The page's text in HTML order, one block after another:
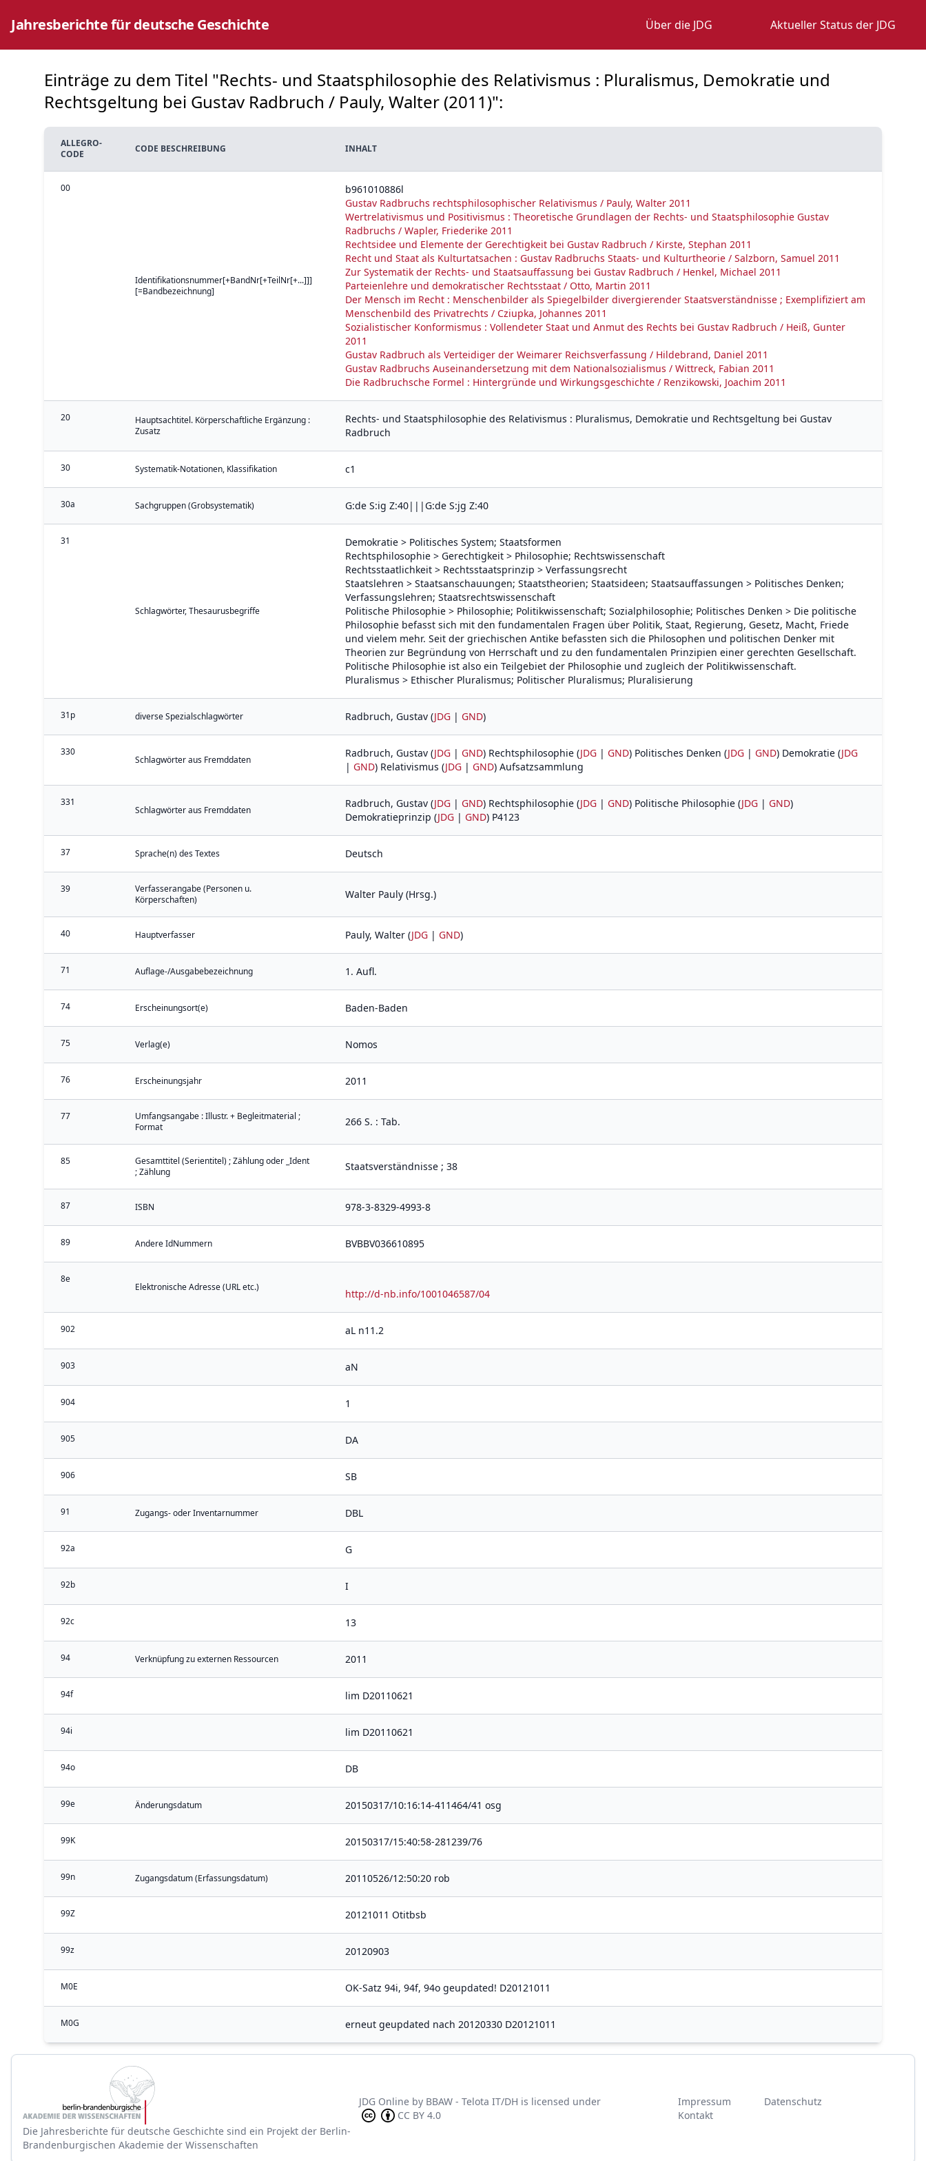
Jahresberichte für deutsche Geschichte Über die JDG Aktueller Status der JDG
Einträge zu dem Titel "Rechts- und Staatsphilosophie des Relativismus : Pluralismus, Demokratie und
Rechtsgeltung bei Gustav Radbruch / Pauly, Walter (2011)":
ALLEGRO-
CODE
CODE BESCHREIBUNG INHALT
00
Identifikationsnummer[+BandNr[+TeilNr[+...]]]
[=Bandbezeichnung]
b961010886l
Gustav Radbruchs rechtsphilosophischer Relativismus / Pauly, Walter 2011
Wertrelativismus und Positivismus : Theoretische Grundlagen der Rechts- und Staatsphilosophie Gustav
Radbruchs / Wapler, Friederike 2011
Rechtsidee und Elemente der Gerechtigkeit bei Gustav Radbruch / Kirste, Stephan 2011
Recht und Staat als Kulturtatsachen : Gustav Radbruchs Staats- und Kulturtheorie / Salzborn, Samuel 2011
Zur Systematik der Rechts- und Staatsauffassung bei Gustav Radbruch / Henkel, Michael 2011
Parteienlehre und demokratischer Rechtsstaat / Otto, Martin 2011
Der Mensch im Recht : Menschenbilder als Spiegelbilder divergierender Staatsverständnisse ; Exemplifiziert am
Menschenbild des Privatrechts / Cziupka, Johannes 2011
Sozialistischer Konformismus : Vollendeter Staat und Anmut des Rechts bei Gustav Radbruch / Heiß, Gunter
2011
Gustav Radbruch als Verteidiger der Weimarer Reichsverfassung / Hildebrand, Daniel 2011
Gustav Radbruchs Auseinandersetzung mit dem Nationalsozialismus / Wittreck, Fabian 2011
Die Radbruchsche Formel : Hintergründe und Wirkungsgeschichte / Renzikowski, Joachim 2011
20
Hauptsachtitel. Körperschaftliche Ergänzung :
Zusatz
Rechts- und Staatsphilosophie des Relativismus : Pluralismus, Demokratie und Rechtsgeltung bei Gustav
Radbruch
30 Systematik-Notationen, Klassifikation c1
30a Sachgruppen (Grobsystematik) G:de S:ig Z:40|||G:de S:jg Z:40
31
Schlagwörter, Thesaurusbegriffe
Demokratie > Politisches System; Staatsformen
Rechtsphilosophie > Gerechtigkeit > Philosophie; Rechtswissenschaft
Rechtsstaatlichkeit > Rechtsstaatsprinzip > Verfassungsrecht
Staatslehren > Staatsanschauungen; Staatstheorien; Staatsideen; Staatsauffassungen > Politisches Denken;
Verfassungslehren; Staatsrechtswissenschaft
Politische Philosophie > Philosophie; Politikwissenschaft; Sozialphilosophie; Politisches Denken > Die politische
Philosophie befasst sich mit den fundamentalen Fragen über Politik, Staat, Regierung, Gesetz, Macht, Friede
und vielem mehr. Seit der griechischen Antike befassten sich die Philosophen und politischen Denker mit
Theorien zur Begründung von Herrschaft und zu den fundamentalen Prinzipien einer gerechten Gesellschaft.
Politische Philosophie ist also ein Teilgebiet der Philosophie und zugleich der Politikwissenschaft.
Pluralismus > Ethischer Pluralismus; Politischer Pluralismus; Pluralisierung
31p diverse Spezialschlagwörter Radbruch, Gustav (JDG | GND)
330
Schlagwörter aus Fremddaten
Radbruch, Gustav (JDG | GND) Rechtsphilosophie (JDG | GND) Politisches Denken (JDG | GND) Demokratie (JDG
| GND) Relativismus (JDG | GND) Aufsatzsammlung
331
Schlagwörter aus Fremddaten
Radbruch, Gustav (JDG | GND) Rechtsphilosophie (JDG | GND) Politische Philosophie (JDG | GND)
Demokratieprinzip (JDG | GND) P4123
37 Sprache(n) des Textes Deutsch
39
Verfasserangabe (Personen u.
Körperschaften)
Walter Pauly (Hrsg.)
40 Hauptverfasser Pauly, Walter (JDG | GND)
71 Auflage-/Ausgabebezeichnung 1. Aufl.
74 Erscheinungsort(e) Baden-Baden
75 Verlag(e) Nomos
76 Erscheinungsjahr 2011
77
Umfangsangabe : Illustr. + Begleitmaterial ;
Format
266 S. : Tab.
85
Gesamttitel (Serientitel) ; Zählung oder _Ident
; Zählung
Staatsverständnisse ; 38
87 ISBN 978-3-8329-4993-8
89 Andere IdNummern BVBBV036610895
8e
Elektronische Adresse (URL etc.)
http://d-nb.info/1001046587/04
902 aL n11.2
903 aN
904 1
905 DA
906 SB
91 Zugangs- oder Inventarnummer DBL
92a G
92b I
92c 13
94 Verknüpfung zu externen Ressourcen 2011
94f lim D20110621
94i lim D20110621
94o DB
99e Änderungsdatum 20150317/10:16:14-411464/41 osg
99K 20150317/15:40:58-281239/76
99n Zugangsdatum (Erfassungsdatum) 20110526/12:50:20 rob
99Z 20121011 Otitbsb
99z 20120903
M0E OK-Satz 94i, 94f, 94o geupdated! D20121011
M0G erneut geupdated nach 20120330 D20121011
Die Jahresberichte für deutsche Geschichte sind ein Projekt der Berlin-
Brandenburgischen Akademie der Wissenschaften
JDG Onlineby BBAW - Telota IT/DH is licensed under
CC BY 4.0
Impressum
Datenschutz
Kontakt